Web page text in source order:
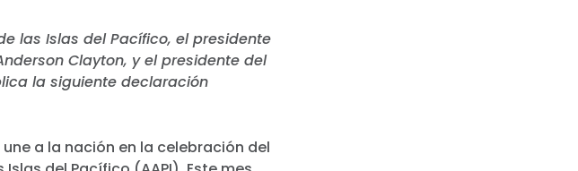
las Islas del Pacífico, el presidente
Clayton, y el presidente del
la siguiente declaración
a la nación en la celebración del